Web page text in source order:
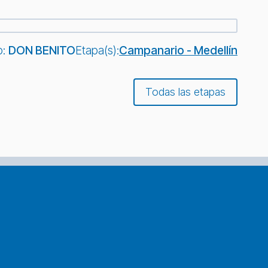
DON BENITOEtapa(s):Campanario - Medellín
Todas las etapas